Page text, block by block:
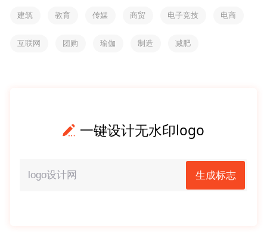
建筑 教育 传媒 商贸 电子竞技 电商
互联网 团购 瑜伽 制造 减肥
一键设计无水印logo
生成标志